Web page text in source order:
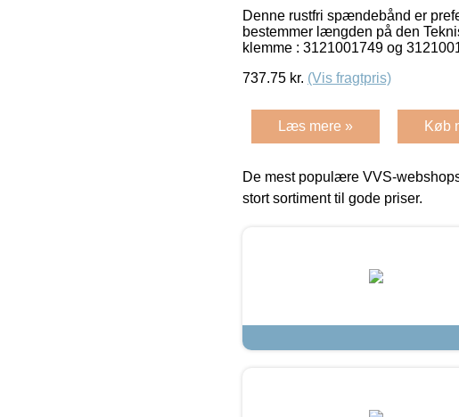
Denne rustfri spændebånd er
bestemmer længden på den
klemme : 3121001749 og
737.75 kr. (Vis fragtpris)
Læs mere » Køb
De mest populære VVS-
stort sortiment til gode priser.